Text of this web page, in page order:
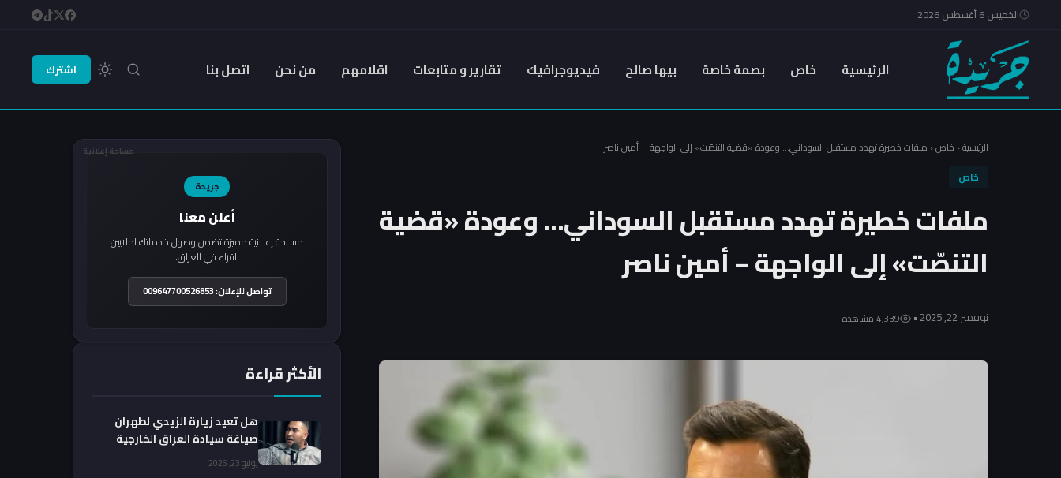
الخميس 6 أغسطس 2026
الرئيسية خاص بصمة خاصة بيها صالح فيديوجرافيك تقارير و متابعات اقلامهم من نحن اتصل بنا اشترك
الرئيسية‹ خاص‹ ملفات خطيرة تهدد مستقبل السوداني… وعودة «قضية التنصّت» إلى الواجهة – أمين ناصر
خاص
ملفات خطيرة تهدد مستقبل السوداني… وعودة «قضية
التنصّت» إلى الواجهة – أمين ناصر
نوفمبر 22, 2025 • 4٬339 مشاهدة
مساحة إعلانية
جريدة
أعلن معنا
مساحة إعلانية مميزة تضمن وصول خدماتك لملايين
القراء في العراق.
تواصل للإعلان: 009647700526853
الأكثر قراءة
هل تعيد زيارة الزيدي لطهران
صياغة سيادة العراق الخارجية
فعليا؟.. باحث يوضحيوليو 23, 2026